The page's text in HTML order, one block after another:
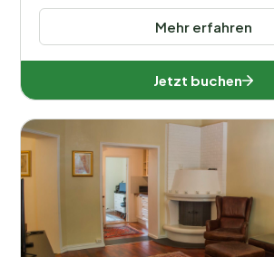
Buskerud (16)
Finnmark (3)
Innlandet (18)
Mehr erfahren
Jetzt buchen